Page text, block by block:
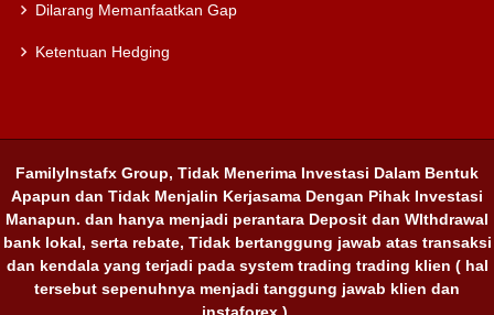
Dilarang Memanfaatkan Gap
Ketentuan Hedging
FamilyInstafx Group, Tidak Menerima Investasi Dalam Bentuk
Apapun dan Tidak Menjalin Kerjasama Dengan Pihak Investasi
Manapun. dan hanya menjadi perantara Deposit dan WIthdrawal
bank lokal, serta rebate, Tidak bertanggung jawab atas transaksi
dan kendala yang terjadi pada system trading trading klien ( hal
tersebut sepenuhnya menjadi tanggung jawab klien dan